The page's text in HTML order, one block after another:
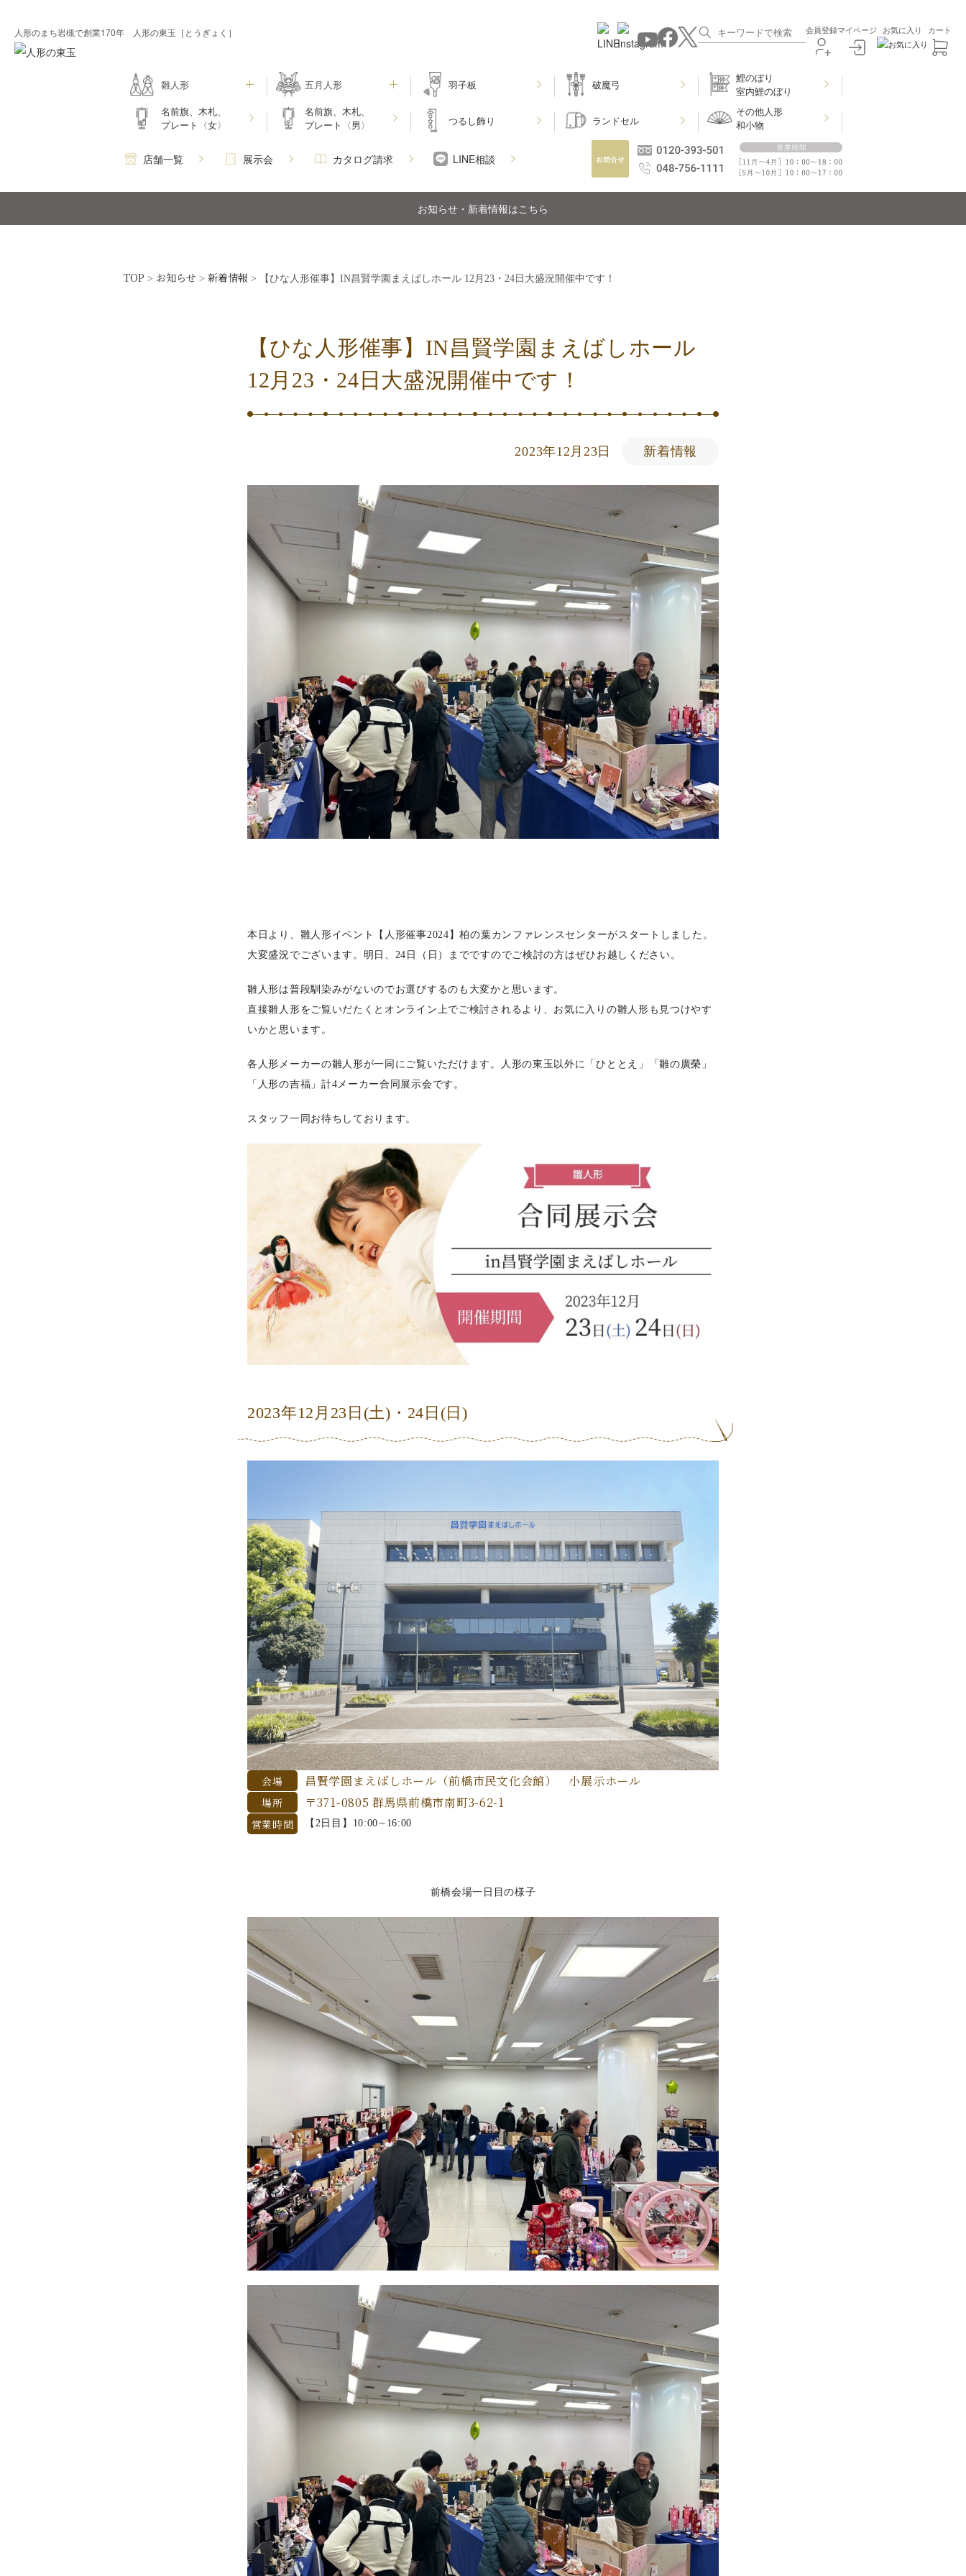
人形のまち岩槻で創業170年 人形の東玉［とうぎょく］ 会員登録マイページ お気に入り カート
雛人形 五月人形 羽子板 破魔弓
鯉のぼり
室内鯉のぼり
名前旗、木札、
プレート〈女〉
名前旗、木札、
プレート〈男〉
つるし飾り ランドセル
その他人形
和小物
店舗一覧 展示会 カタログ請求 LINE相談
お知らせ・新着情報はこちら
TOP > お知らせ > 新着情報 > 【ひな人形催事】IN昌賢学園まえばしホール 12月23・24日大盛況開催中です！
【ひな人形催事】IN昌賢学園まえばしホール
12月23・24日大盛況開催中です！
2023年12月23日 新着情報
本日より、雛人形イベント【人形催事2024】柏の葉カンファレンスセンターがスタートしました。
大変盛況でございます。明日、24日（日）までですのでご検討の方はぜひお越しください。
雛人形は普段馴染みがないのでお選びするのも大変かと思います。
直接雛人形をご覧いだたくとオンライン上でご検討されるより、お気に入りの雛人形も見つけやす
いかと思います。
各人形メーカーの雛人形が一同にご覧いただけます。人形の東玉以外に「ひととえ」「雛の廣榮」
「人形の吉福」計4メーカー合同展示会です。
スタッフ一同お待ちしております。
2023年12月23日 (土) ・24日 (日)
会場 昌賢学園まえばしホール（前橋市民文化会館） 小展示ホール
場所 〒371-0805 群馬県前橋市南町3-62-1
営業時間 【2日目】10:00∼16:00
前橋会場一日目の様子